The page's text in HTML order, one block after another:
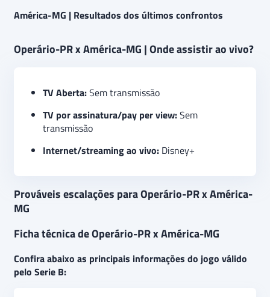
América-MG | Resultados dos últimos confrontos
Operário-PR x América-MG | Onde assistir ao vivo?
TV Aberta:Sem transmissão
TV por assinatura/pay per view:Sem
transmissão
Internet/streaming ao vivo: Disney+
Prováveis escalações para Operário-PR x América-
MG
Ficha técnica de Operário-PR x América-MG
Confira abaixo as principais informações do jogo válido
pelo Serie B: